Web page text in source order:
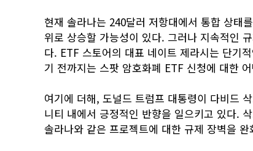
현재 솔라나는 240달러 저항대에서 통합 상태
위로 상승할 가능성이 있다. 그러나 지속적인
다. ETF 스토어의 대표 네이트 제라시는 단기
기 전까지는 스팟 암호화폐 ETF 신청에 대한
여기에 더해, 도널드 트럼프 대통령이 다비드
니티 내에서 긍정적인 반향을 일으키고 있다.
솔라나와 같은 프로젝트에 대한 규제 장벽을